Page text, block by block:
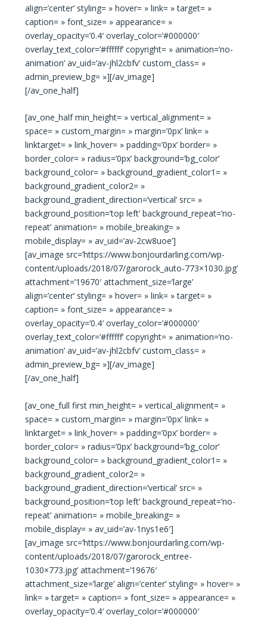
align=’center’ styling= » hover= » link= » target= »
caption= » font_size= » appearance= »
overlay_opacity=’0.4′ overlay_color=’#000000′
overlay_text_color=’#ffffff’ copyright= » animation=’no-
animation’ av_uid=’av-jhl2cbfv’ custom_class= »
admin_preview_bg= »][/av_image]
[/av_one_half]
[av_one_half min_height= » vertical_alignment= »
space= » custom_margin= » margin=’0px’ link= »
linktarget= » link_hover= » padding=’0px’ border= »
border_color= » radius=’0px’ background=’bg_color’
background_color= » background_gradient_color1= »
background_gradient_color2= »
background_gradient_direction=’vertical’ src= »
background_position=’top left’ background_repeat=’no-
repeat’ animation= » mobile_breaking= »
mobile_display= » av_uid=’av-2cw8uoe’]
[av_image src=’https://www.bonjourdarling.com/wp-
content/uploads/2018/07/garorock_auto-773×1030.jpg’
attachment=’19670′ attachment_size=’large’
align=’center’ styling= » hover= » link= » target= »
caption= » font_size= » appearance= »
overlay_opacity=’0.4′ overlay_color=’#000000′
overlay_text_color=’#ffffff’ copyright= » animation=’no-
animation’ av_uid=’av-jhl2cbfv’ custom_class= »
admin_preview_bg= »][/av_image]
[/av_one_half]
[av_one_full first min_height= » vertical_alignment= »
space= » custom_margin= » margin=’0px’ link= »
linktarget= » link_hover= » padding=’0px’ border= »
border_color= » radius=’0px’ background=’bg_color’
background_color= » background_gradient_color1= »
background_gradient_color2= »
background_gradient_direction=’vertical’ src= »
background_position=’top left’ background_repeat=’no-
repeat’ animation= » mobile_breaking= »
mobile_display= » av_uid=’av-1nys1e6′]
[av_image src=’https://www.bonjourdarling.com/wp-
content/uploads/2018/07/garorock_entree-
1030×773.jpg’ attachment=’19676′
attachment_size=’large’ align=’center’ styling= » hover= »
link= » target= » caption= » font_size= » appearance= »
overlay_opacity=’0.4′ overlay_color=’#000000′